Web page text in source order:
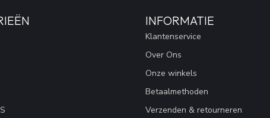
INFORMATIE
Klantenservice
Over Ons
Onze winkels
Betaalmethoden
Verzenden & retourneren